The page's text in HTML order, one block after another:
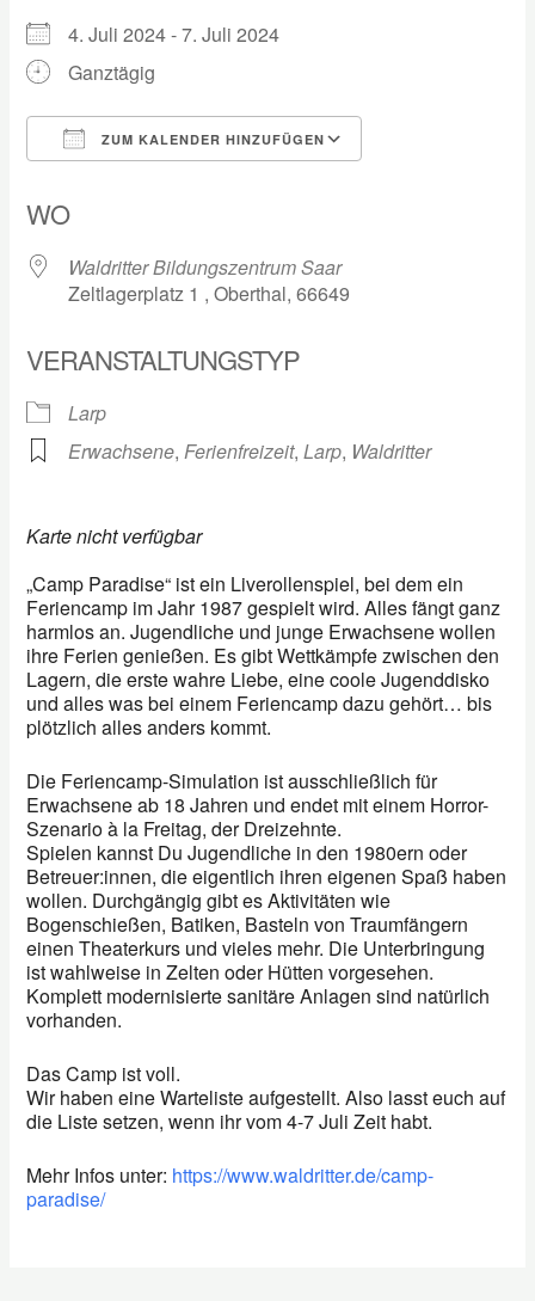
4. Juli 2024 - 7. Juli 2024
Ganztägig
ZUM KALENDER HINZUFÜGEN
WO
Waldritter Bildungszentrum Saar
Zeltlagerplatz 1 , Oberthal, 66649
VERANSTALTUNGSTYP
Larp
Erwachsene,Ferienfreizeit,Larp, Waldritter
Karte nicht verfügbar
„Camp Paradise“ ist ein Liverollenspiel, bei dem ein
Feriencamp im Jahr 1987 gespielt wird. Alles fängt ganz
harmlos an. Jugendliche und junge Erwachsene wollen
ihre Ferien genießen. Es gibt Wettkämpfe zwischen den
Lagern, die erste wahre Liebe, eine coole Jugenddisko
und alles was bei einem Feriencamp dazu gehört… bis
plötzlich alles anders kommt.
Die Feriencamp-Simulation ist ausschließlich für
Erwachsene ab 18 Jahren und endet mit einem Horror-
Szenario à la Freitag, der Dreizehnte.
Spielen kannst Du Jugendliche in den 1980ern oder
Betreuer:innen, die eigentlich ihren eigenen Spaß haben
wollen. Durchgängig gibt es Aktivitäten wie
Bogenschießen, Batiken, Basteln von Traumfängern
einen Theaterkurs und vieles mehr. Die Unterbringung
ist wahlweise in Zelten oder Hütten vorgesehen.
Komplett modernisierte sanitäre Anlagen sind natürlich
vorhanden.
Das Camp ist voll.
Wir haben eine Warteliste aufgestellt. Also lasst euch auf
die Liste setzen, wenn ihr vom 4-7 Juli Zeit habt.
Mehr Infos unter: https://www.waldritter.de/camp-
paradise/